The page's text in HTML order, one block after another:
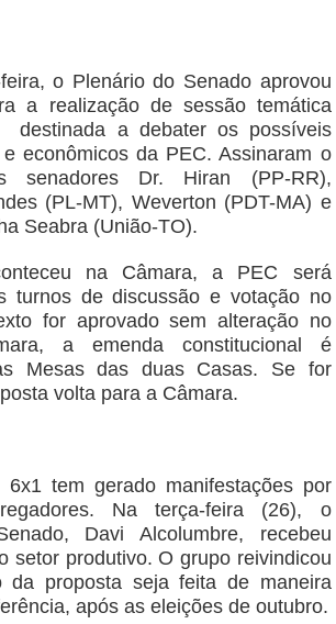
o Plenário do Senado aprovou
a realização de sessão temática
destinada a debater os possíveis
econômicos da PEC. Assinaram o
senadores Dr. Hiran (PP-RR),
(PL-MT), Weverton (PDT-MA) e
Seabra (União-TO).
na Câmara, a PEC será
turnos de discussão e votação no
for aprovado sem alteração no
a emenda constitucional é
Mesas das duas Casas. Se for
volta para a Câmara.
tem gerado manifestações por
Na terça-feira (26), o
Davi Alcolumbre, recebeu
setor produtivo. O grupo reivindicou
da proposta seja feita de maneira
após as eleições de outubro.